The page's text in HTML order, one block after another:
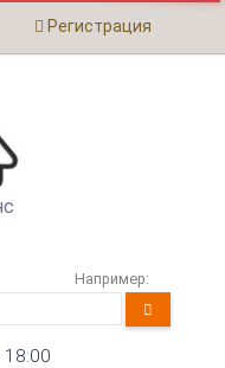
Регистрация
Например:
18:00